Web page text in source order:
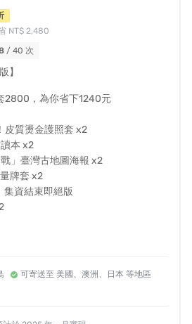
上手時間稍長，我們並不強調便宜
是一款抗中保台的遊戲。
秒快速了解知名軍武頻道
NT$ 2,480
/ 40 次
】
2800，為你省下1240元
質燙金護照套 x2
本 x2
」臺灣古地圖海報 x2
牌套 x2
資結束即絕版
可寄送至 美國、澳洲、日本 等地區